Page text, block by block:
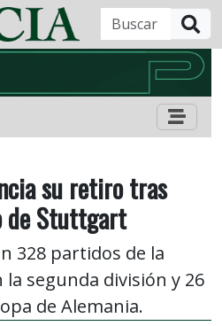
su retiro tras
de Stuttgart
328 partidos de la
la segunda división y 26
de Alemania.